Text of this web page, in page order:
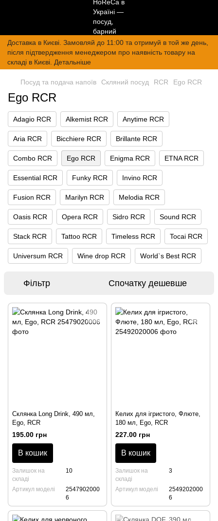
Доставка в Києві. Замовляй до 11:00 та отримуй в той же день,
після підтвердження менеджером про наявність товару на
складі в Києві. Детальніше
Посуд та подача напоїв Скляний посуд RCR Ego RCR
Ego RCR
Adagio RCR Alkemist RCR Anytime RCR
Aria RCR Bicchiere RCR Brillante RCR
Combo RCR Ego RCR Enigma RCR ETNA RCR
Essential RCR Funky RCR Invino RCR
Fusion RCR Marilyn RCR Melodia RCR
Oasis RCR Opera RCR Sidro RCR Sound RCR
Stack RCR Tattoo RCR Timeless RCR Tocai RCR
Universum RCR Wine drop RCR World`s Best RCR
Фільтр Спочатку дешевше
Склянка Long Drink, 490 мл,
Ego, RCR
195.00 грн
В кошик
Залишок на
складі
10
Артикул моделі
2547902000
6
Келих для ігристого, Флюте,
180 мл, Ego, RCR
227.00 грн
В кошик
Залишок на
складі
3
Артикул моделі
2549202000
6